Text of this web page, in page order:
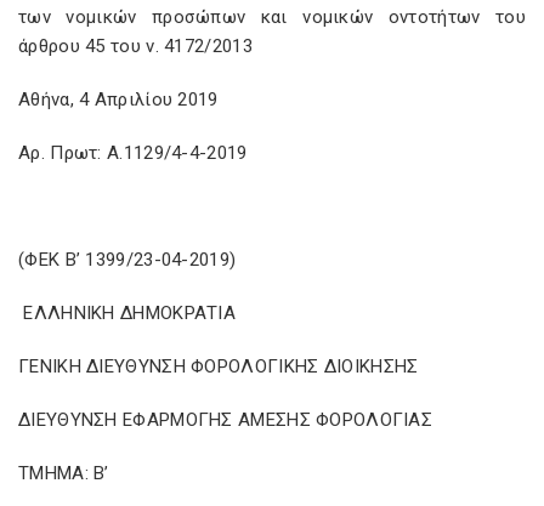
των νομικών προσώπων και νομικών οντοτήτων του
άρθρου 45 του ν. 4172/2013
Αθήνα, 4 Απριλίου 2019
Αρ. Πρωτ: Α.1129/4-4-2019
(ΦΕΚ Β’ 1399/23-04-2019)
ΕΛΛΗΝΙΚΗ ΔΗΜΟΚΡΑΤΙΑ
ΓΕΝΙΚΗ ΔΙΕΥΘΥΝΣΗ ΦΟΡΟΛΟΓΙΚΗΣ ΔΙΟΙΚΗΣΗΣ
ΔΙΕΥΘΥΝΣΗ ΕΦΑΡΜΟΓΗΣ ΑΜΕΣΗΣ ΦΟΡΟΛΟΓΙΑΣ
ΤΜΗΜΑ: Β’